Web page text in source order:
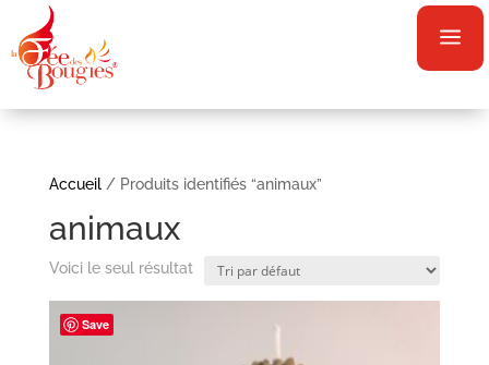
a
Accueil/ Produits identifiés “animaux”
animaux
Voici le seul résultat
Save